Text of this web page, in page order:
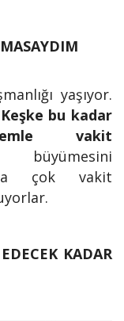
yaşıyor.
bu kadar
vakit
büyümesini
çok vakit
KADAR